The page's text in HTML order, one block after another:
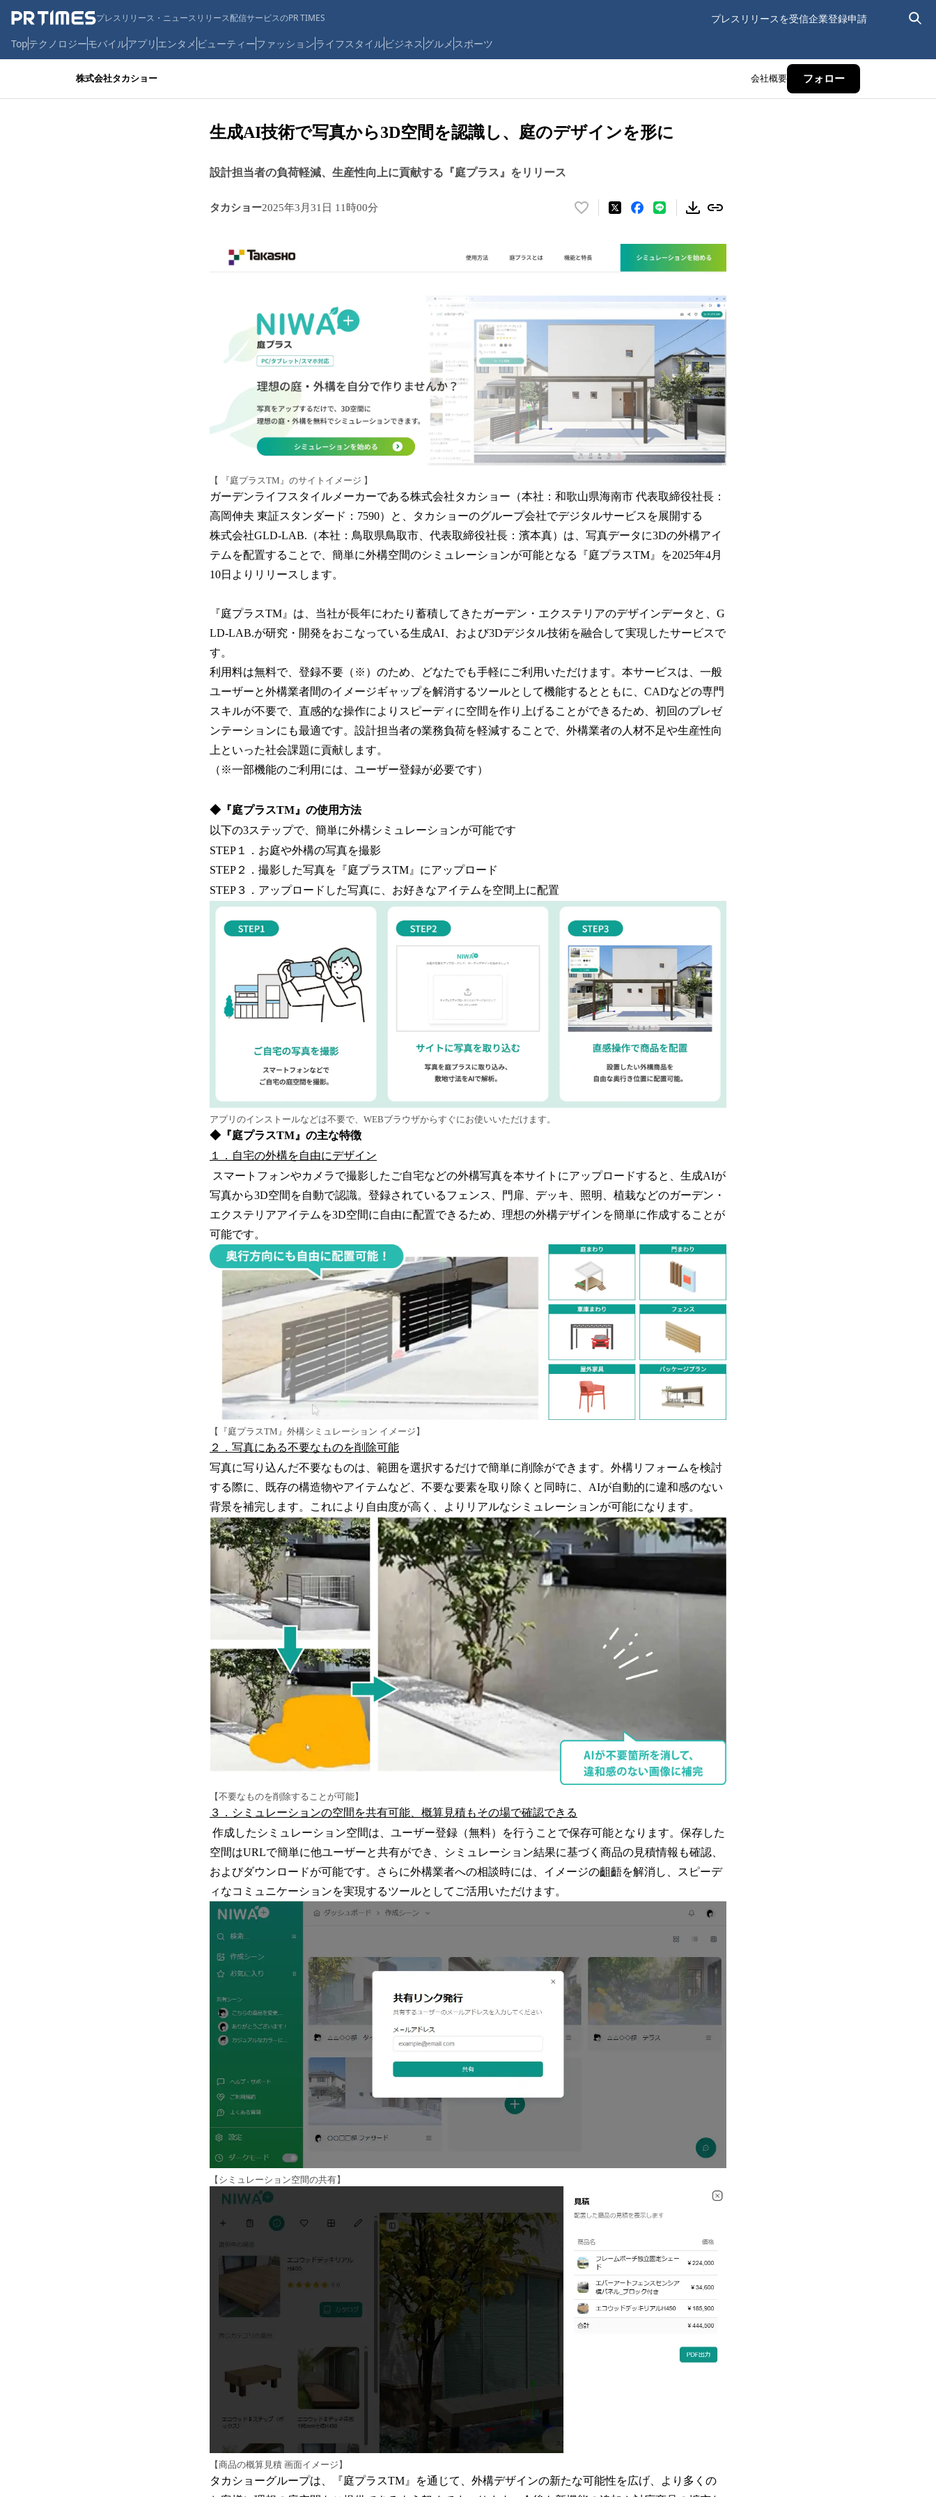
プレスリリース・ニュースリリース配信サービスのPR TIMES プレスリリースを受信企業登録申請
Topテクノロジーモバイルアプリ エンタメ ビューティーファッションライフスタイルビジネス グルメ スポーツ
株式会社タカショー 会社概要 フォロー
生成AI技術で写真から3D空間を認識し、庭のデザインを形に
設計担当者の負荷軽減、生産性向上に貢献する『庭プラス』をリリース
タカショー2025年3月31日 11時00分
い
！
み
で
す
【 『庭プラスTM』のサイトイメージ 】
ガーデンライフスタイルメーカーである株式会社タカショー（本社：和歌山県海南市 代表取締役社長：
高岡伸夫 東証スタンダード：7590）と、タカショーのグループ会社でデジタルサービスを展開する
株式会社GLD-LAB.（本社：鳥取県鳥取市、代表取締役社長：濱本真）は、写真データに3Dの外構アイ
テムを配置することで、簡単に外構空間のシミュレーションが可能となる『庭プラスTM』を2025年4月
10日よりリリースします。
『庭プラスTM』は、当社が長年にわたり蓄積してきたガーデン・エクステリアのデザインデータと、G
LD-LAB.が研究・開発をおこなっている生成AI、および3Dデジタル技術を融合して実現したサービスで
す。
利用料は無料で、登録不要（※）のため、どなたでも手軽にご利用いただけます。本サービスは、一般
ユーザーと外構業者間のイメージギャップを解消するツールとして機能するとともに、CADなどの専門
スキルが不要で、直感的な操作によりスピーディに空間を作り上げることができるため、初回のプレゼ
ンテーションにも最適です。設計担当者の業務負荷を軽減することで、外構業者の人材不足や生産性向
上といった社会課題に貢献します。
（※一部機能のご利用には、ユーザー登録が必要です）
◆『庭プラスTM』の使用方法
以下の3ステップで、簡単に外構シミュレーションが可能です
STEP１．お庭や外構の写真を撮影
STEP２．撮影した写真を『庭プラスTM』にアップロード
STEP３．アップロードした写真に、お好きなアイテムを空間上に配置
アプリのインストールなどは不要で、WEBブラウザからすぐにお使いいただけます。
◆『庭プラスTM』の主な特徴
１．自宅の外構を自由にデザイン
スマートフォンやカメラで撮影したご自宅などの外構写真を本サイトにアップロードすると、生成AIが
写真から3D空間を自動で認識。登録されているフェンス、門扉、デッキ、照明、植栽などのガーデン・
エクステリアアイテムを3D空間に自由に配置できるため、理想の外構デザインを簡単に作成することが
可能です。
【『庭プラスTM』外構シミュレーション イメージ】
２．写真にある不要なものを削除可能
写真に写り込んだ不要なものは、範囲を選択するだけで簡単に削除ができます。外構リフォームを検討
する際に、既存の構造物やアイテムなど、不要な要素を取り除くと同時に、AIが自動的に違和感のない
背景を補完します。これにより自由度が高く、よりリアルなシミュレーションが可能になります。
【不要なものを削除することが可能】
３．シミュレーションの空間を共有可能、概算見積もその場で確認できる
作成したシミュレーション空間は、ユーザー登録（無料）を行うことで保存可能となります。保存した
空間はURLで簡単に他ユーザーと共有ができ、シミュレーション結果に基づく商品の見積情報も確認、
およびダウンロードが可能です。さらに外構業者への相談時には、イメージの齟齬を解消し、スピーデ
ィなコミュニケーションを実現するツールとしてご活用いただけます。
【シミュレーション空間の共有】
【商品の概算見積 画面イメージ】
タカショーグループは、『庭プラスTM』を通じて、外構デザインの新たな可能性を広げ、より多くの